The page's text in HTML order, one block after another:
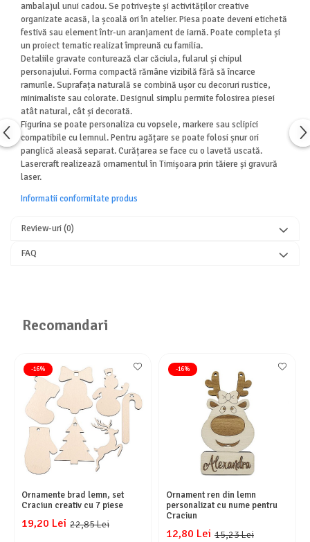
ambalajul unui cadou. Se potrivește și activităților creative
organizate acasă, la școală ori în atelier. Piesa poate deveni etichetă
festivă sau element într-un aranjament de iarnă. Poate completa și
un proiect tematic realizat împreună cu familia.
Detaliile gravate conturează clar căciula, fularul și chipul
personajului. Forma compactă rămâne vizibilă fără să încarce
ramurile. Suprafața naturală se combină ușor cu decoruri rustice,
minimaliste sau colorate. Designul simplu permite folosirea piesei
atât natural, cât și decorată.
Figurina se poate personaliza cu vopsele, markere sau sclipici
compatibile cu lemnul. Pentru agățare se poate folosi șnur ori
panglică aleasă separat. Curățarea se face cu o lavetă uscată.
Lasercraft realizează ornamentul în Timișoara prin tăiere și gravură
laser.
Informatii conformitate produs
Review-uri(0)
FAQ
Recomandari
-16%
Ornamente brad lemn, set
Craciun creativ cu 7 piese
22,85 Lei
19,20 Lei
-16%
Ornament ren din lemn
personalizat cu nume pentru
Craciun
15,23 Lei
12,80 Lei